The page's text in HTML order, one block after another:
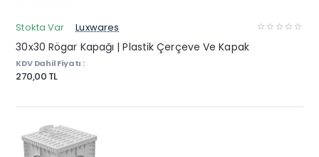
Stokta Var Luxwares
30x30 Rögar Kapağı | Plastik Çerçeve Ve Kapak
KDV Dahil Fiyatı :
270,00 TL